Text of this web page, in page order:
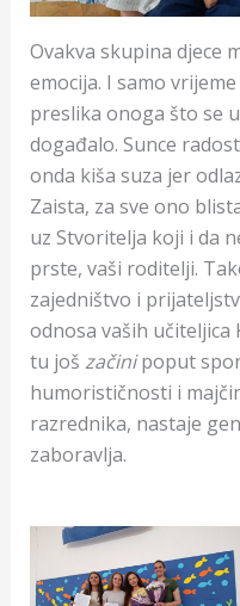
Ovakva skupina djece
emocija. I samo
preslika onoga što se
događalo. Sunce
onda kiša suza jer
Zaista, za sve ono
uz Stvoritelja koji i da
prste, vaši roditelji.
zajedništvo i
odnosa vaših učiteljica
tu još začinipoput
humorističnosti i
razrednika, nastaje
zaboravlja.